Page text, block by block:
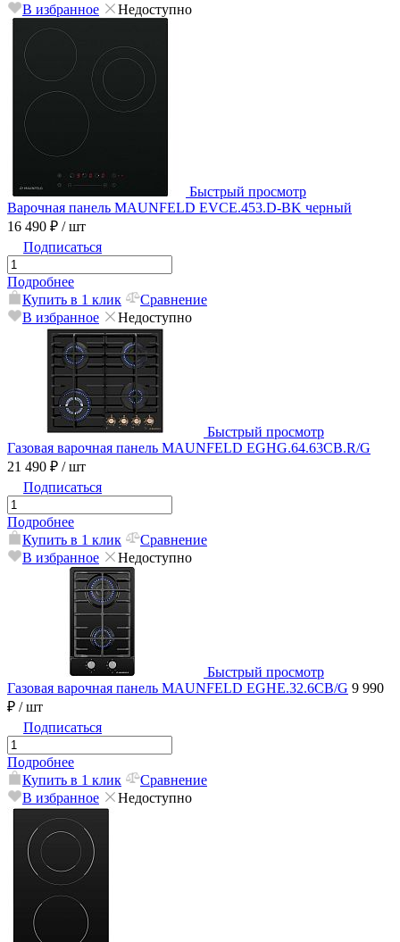
В избранное
Недоступно
Быстрый просмотр
Варочная панель MAUNFELD EVCE.453.D-BK черный
16 490 ₽ / шт
Подписаться
Подробнее
Купить в 1 клик
Сравнение
В избранное
Недоступно
Быстрый просмотр
Газовая варочная панель MAUNFELD EGHG.64.63CB.R/G
21 490 ₽ / шт
Подписаться
Подробнее
Купить в 1 клик
Сравнение
В избранное
Недоступно
Быстрый просмотр
Газовая варочная панель MAUNFELD EGHE.32.6CB/G 9 990
₽ / шт
Подписаться
Подробнее
Купить в 1 клик
Сравнение
В избранное
Недоступно